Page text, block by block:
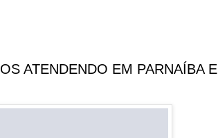
ATENDENDO EM PARNAÍBA E